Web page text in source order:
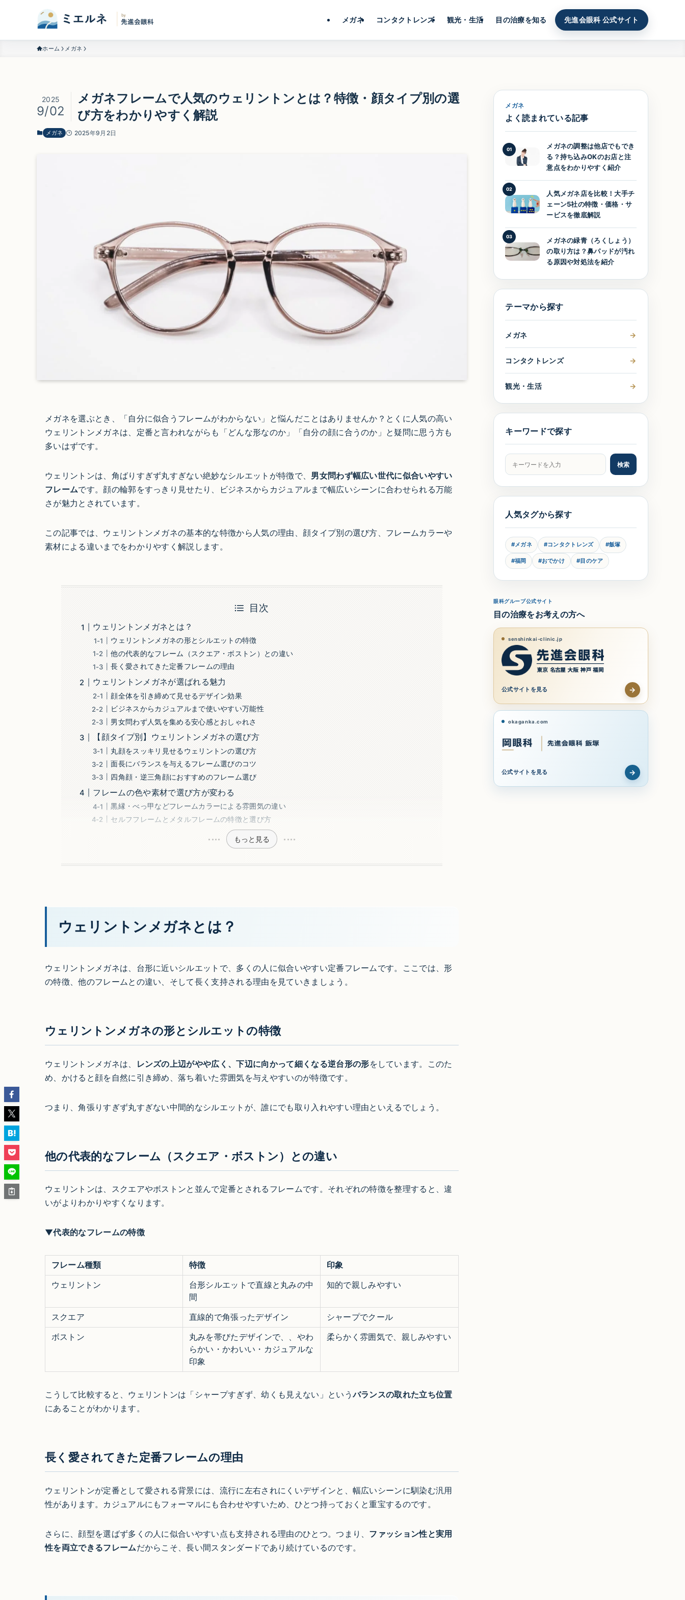
メガネ コンタクトレンズ 観光・生活 目の治療を知る 先進会眼科 公式サイト
ホーム メガネ
メガネフレームで人気のウェリントンとは？特徴・顔タイプ別の選
び方をわかりやすく解説
2025
9/02
メガネ 2025年9月2日
メガネを選ぶとき、「自分に似合うフレームがわからない」と悩んだことはありませんか？とくに人気の高い
ウェリントンメガネは、定番と言われながらも「どんな形なのか」「自分の顔に合うのか」と疑問に思う方も
多いはずです。
ウェリントンは、角ばりすぎず丸すぎない絶妙なシルエットが特徴で、 男女問わず幅広い世代に似合いやすい
フレームです。顔の輪郭をすっきり見せたり、ビジネスからカジュアルまで幅広いシーンに合わせられる万能
さが魅力とされています。
この記事では、ウェリントンメガネの基本的な特徴から人気の理由、顔タイプ別の選び方、フレームカラーや
素材による違いまでをわかりやすく解説します。
目次
ウェリントンメガネとは？
ウェリントンメガネの形とシルエットの特徴
他の代表的なフレーム（スクエア・ボストン）との違い
長く愛されてきた定番フレームの理由
ウェリントンメガネが選ばれる魅力
顔全体を引き締めて見せるデザイン効果
ビジネスからカジュアルまで使いやすい万能性
男女問わず人気を集める安心感とおしゃれさ
【顔タイプ別】ウェリントンメガネの選び方
丸顔をスッキリ見せるウェリントンの選び方
面長にバランスを与えるフレーム選びのコツ
四角顔・逆三角顔におすすめのフレーム選び
フレームの色や素材で選び方が変わる
黒縁・べっ甲などフレームカラーによる雰囲気の違い
セルフフレームとメタルフレームの特徴と選び方
もっと見る
ウェリントンメガネとは？
ウェリントンメガネは、台形に近いシルエットで、多くの人に似合いやすい定番フレームです。ここでは、形
の特徴、他のフレームとの違い、そして長く支持される理由を見ていきましょう。
ウェリントンメガネの形とシルエットの特徴
ウェリントンメガネは、 レンズの上辺がやや広く、下辺に向かって細くなる逆台形の形をしています。このた
め、かけると顔を自然に引き締め、落ち着いた雰囲気を与えやすいのが特徴です。
つまり、角張りすぎず丸すぎない中間的なシルエットが、誰にでも取り入れやすい理由といえるでしょう。
他の代表的なフレーム（スクエア・ボストン）との違い
ウェリントンは、スクエアやボストンと並んで定番とされるフレームです。それぞれの特徴を整理すると、違
いがよりわかりやすくなります。
▼代表的なフレームの特徴
フレーム種類 特徴 印象
ウェリントン
台形シルエットで直線と丸みの中
間
知的で親しみやすい
スクエア 直線的で角張ったデザイン シャープでクール
ボストン
丸みを帯びたデザインで、、やわ
らかい・かわいい・カジュアルな
印象
柔らかく雰囲気で、親しみやすい
こうして比較すると、ウェリントンは「シャープすぎず、幼くも見えない」というバランスの取れた立ち位置
にあることがわかります。
長く愛されてきた定番フレームの理由
ウェリントンが定番として愛される背景には、流行に左右されにくいデザインと、幅広いシーンに馴染む汎用
性があります。カジュアルにもフォーマルにも合わせやすいため、ひとつ持っておくと重宝するのです。
さらに、顔型を選ばず多くの人に似合いやすい点も支持される理由のひとつ。つまり、 ファッション性と実用
性を両立できるフレームだからこそ、長い間スタンダードであり続けているのです。
メガネ
よく読まれている記事
01
メガネの調整は他店でもでき
る？持ち込みOKのお店と注
意点をわかりやすく紹介
02
人気メガネ店を比較！大手チ
ェーン5社の特徴・価格・サ
ービスを徹底解説
03
メガネの緑青（ろくしょう）
の取り方は？鼻パッドが汚れ
る原因や対処法を紹介
テーマから探す
メガネ →
コンタクトレンズ →
観光・生活 →
キーワードで探す
記事をキーワードで検索
検索
人気タグから探す
#メガネ #コンタクトレンズ #飯塚
#福岡 #おでかけ #目のケア
眼科グループ公式サイト
目の治療をお考えの方へ
senshinkai-clinic.jp
公式サイトを見る →
okaganka.com
公式サイトを見る →